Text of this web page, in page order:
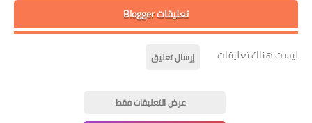
تعليقات Blogger
ليست هناك تعليقات إرسال تعليق
عرض التعليقات فقط